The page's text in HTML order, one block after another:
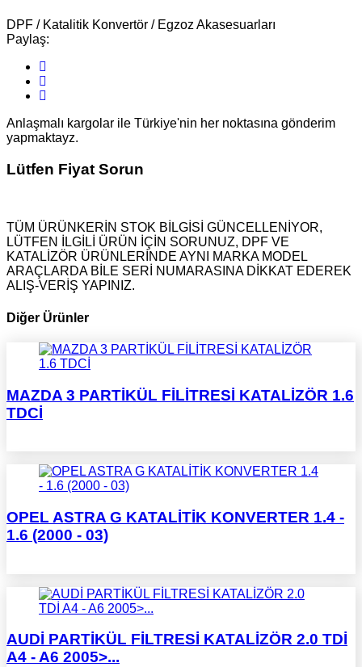
DPF / Katalitik Konvertör / Egzoz Akasesuarları
Paylaş:
Anlaşmalı kargolar ile Türkiye'nin her noktasına gönderim
yapmaktayz.
Lütfen Fiyat Sorun
TÜM ÜRÜNKERİN STOK BİLGİSİ GÜNCELLENİYOR,
LÜTFEN İLGİLİ ÜRÜN İÇİN SORUNUZ, DPF VE
KATALİZÖR ÜRÜNLERİNDE AYNI MARKA MODEL
ARAÇLARDA BİLE SERİ NUMARASINA DİKKAT EDEREK
ALIŞ-VERİŞ YAPINIZ.
Diğer Ürünler
MAZDA 3 PARTİKÜL FİLİTRESİ KATALİZÖR 1.6
TDCİ
OPEL ASTRA G KATALİTİK KONVERTER 1.4 -
1.6 (2000 - 03)
AUDİ PARTİKÜL FİLTRESİ KATALİZÖR 2.0 TDİ
A4 - A6 2005>...